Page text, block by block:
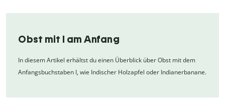
Obst mit I am Anfang
In diesem Artikel erhältst du einen Überblick über Obst mit dem
Anfangsbuchstaben I, wie Indischer Holzapfel oder Indianerbanane.